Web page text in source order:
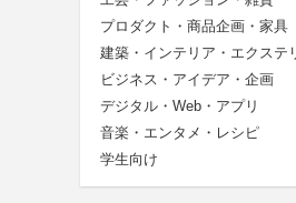
プロダクト・商品企画・家具
建築・インテリア・エクステ
ビジネス・アイデア・企画
デジタル・Web・アプリ
音楽・エンタメ・レシピ
学生向け